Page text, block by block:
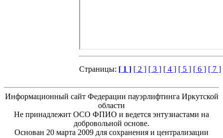
Страницы: [ 1 ] [ 2 ] [ 3 ] [ 4 ] [ 5 ] [ 6 ] [ 7 ]
Информационный сайт Федерации пауэрлифтинга Иркутской
области
Не принадлежит ОСО ФПИО и ведется энтузиастами на
добровольной основе.
Основан 20 марта 2009 для сохранения и централизации